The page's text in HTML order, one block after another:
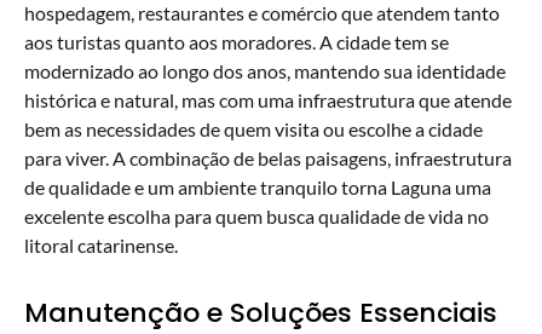
hospedagem, restaurantes e comércio que atendem tanto
aos turistas quanto aos moradores. A cidade tem se
modernizado ao longo dos anos, mantendo sua identidade
histórica e natural, mas com uma infraestrutura que atende
bem as necessidades de quem visita ou escolhe a cidade
para viver. A combinação de belas paisagens, infraestrutura
de qualidade e um ambiente tranquilo torna Laguna uma
excelente escolha para quem busca qualidade de vida no
litoral catarinense.
Manutenção e Soluções Essenciais